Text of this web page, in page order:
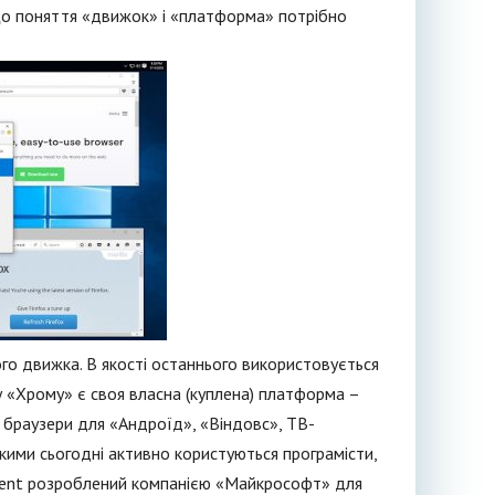
поняття «движок» і «платформа» потрібно
движка. В якості останнього використовується
«Хрому» є своя власна (куплена) платформа –
для «Андроїд», «Віндовс», ТВ-
сьогодні активно користуються програмісти,
розроблений компанією «Майкрософт» для